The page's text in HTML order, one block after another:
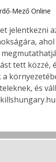
Mező Online
jelentkezni
ahol
tett közzé,
és